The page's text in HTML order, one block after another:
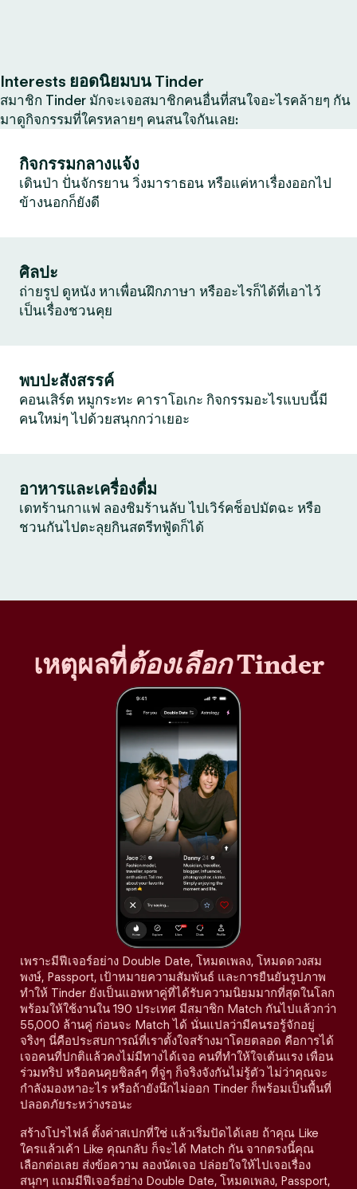
Interests ยอดนิยมบน Tinder
สมาชิก Tinder มักจะเจอสมาชิกคนอื่นที่สนใจอะไรคล้ายๆ กัน
มาดูกิจกรรมที่ใครหลายๆ คนสนใจกันเลย:
กิจกรรมกลางแจ้ง
เดินป่า ปั่นจักรยาน วิ่งมาราธอน หรือแค่หาเรื่องออกไป
ข้างนอกก็ยังดี
ศิลปะ
ถ่ายรูป ดูหนัง หาเพื่อนฝึกภาษา หรืออะไรก็ได้ที่เอาไว้
เป็นเรื่องชวนคุย
พบปะสังสรรค์
คอนเสิร์ต หมูกระทะ คาราโอเกะ กิจกรรมอะไรแบบนี้มี
คนใหม่ๆ ไปด้วยสนุกกว่าเยอะ
อาหารและเครื่องดื่ม
เดทร้านกาแฟ ลองชิมร้านลับ ไปเวิร์คช็อปมัตฉะ หรือ
ชวนกันไปตะลุยกินสตรีทฟู้ดก็ได้
เหตุผลที่ต้องเลือกTinder
เพราะมีฟีเจอร์อย่าง Double Date, โหมดเพลง, โหมดดวงสม
พงษ์, Passport, เป้าหมายความสัมพันธ์ และการยืนยันรูปภาพ
ทำให้ Tinder ยังเป็นแอพหาคู่ที่ได้รับความนิยมมากที่สุดในโลก
พร้อมให้ใช้งานใน 190 ประเทศ มีสมาชิก Match กันไปแล้วกว่า
55,000 ล้านคู่ ก่อนจะ Match ได้ นั่นแปลว่ามีคนรอรู้จักอยู่
จริงๆ นี่คือประสบการณ์ที่เราตั้งใจสร้างมาโดยตลอด คือการได้
เจอคนที่ปกติแล้วคงไม่มีทางได้เจอ คนที่ทำให้ใจเต้นแรง เพื่อน
ร่วมทริป หรือคนคุยชิลล์ๆ ที่จู่ๆ ก็จริงจังกันไม่รู้ตัว ไม่ว่าคุณจะ
กำลังมองหาอะไร หรือถ้ายังนึกไม่ออก Tinder ก็พร้อมเป็นพื้นที่
ปลอดภัยระหว่างรอนะ
สร้างโปรไฟล์ ตั้งค่าสเปกที่ใช่ แล้วเริ่มปัดได้เลย ถ้าคุณ Like
ใครแล้วเค้า Like คุณกลับ ก็จะได้ Match กัน จากตรงนี้คุณ
เลือกต่อเลย ส่งข้อความ ลองนัดเจอ ปล่อยใจให้ไปเจอเรื่อง
สนุกๆ แถมมีฟีเจอร์อย่าง Double Date, โหมดเพลง, Passport,